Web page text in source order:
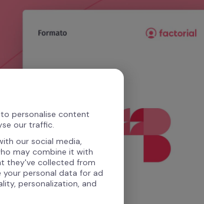
to personalise content
our traffic.
our social media,
may combine it with
they've collected from
your personal data for ad
personalization, and